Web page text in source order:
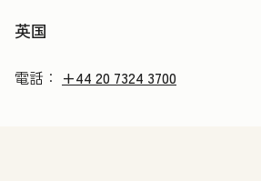
英国
電話： +44 20 7324 3700